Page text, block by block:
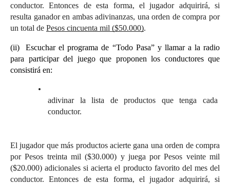
conductor. Entonces de esta forma, el jugador adquirirá, si
resulta ganador en ambas adivinanzas, una orden de compra por
un total de Pesos cincuenta mil ($50.000).
(ii)  Escuchar el programa de “Todo Pasa” y llamar a la radio
para participar del juego que proponen los conductores que
consistirá en:
adivinar la lista de productos que tenga cada
conductor.
El jugador que más productos acierte gana una orden de compra
por Pesos treinta mil ($30.000) y juega por Pesos veinte mil
($20.000) adicionales si acierta el producto favorito del mes del
conductor. Entonces de esta forma, el jugador adquirirá, si